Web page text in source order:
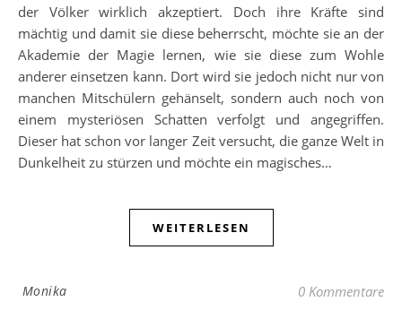
der Völker wirklich akzeptiert. Doch ihre Kräfte sind
mächtig und damit sie diese beherrscht, möchte sie an der
Akademie der Magie lernen, wie sie diese zum Wohle
anderer einsetzen kann. Dort wird sie jedoch nicht nur von
manchen Mitschülern gehänselt, sondern auch noch von
einem mysteriösen Schatten verfolgt und angegriffen.
Dieser hat schon vor langer Zeit versucht, die ganze Welt in
Dunkelheit zu stürzen und möchte ein magisches…
WEITERLESEN
Monika 0 Kommentare